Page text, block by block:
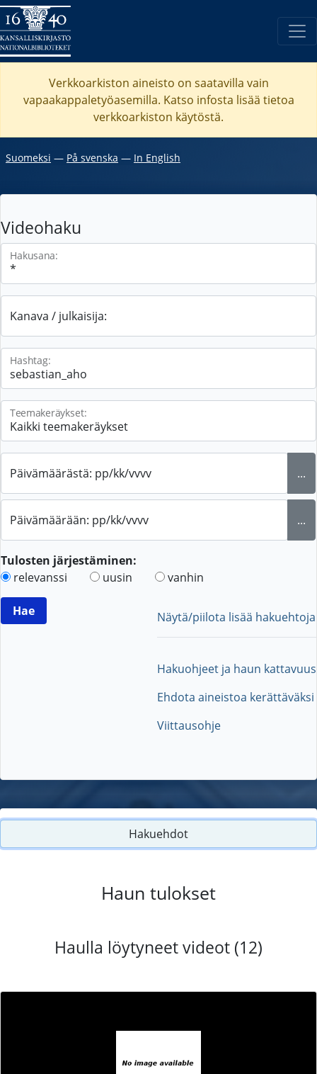
Verkkoarkiston aineisto on saatavilla vain
vapaakappaletyöasemilla. Katso infosta lisää tietoa
verkkoarkiston käytöstä.
Suomeksi ― På svenska ― In English
Videohaku
Hakusana:
Kanava / julkaisija:
Hashtag:
Teemakeräykset:
Päivämäärästä: pp/kk/vvvv ...
Päivämäärään: pp/kk/vvvv ...
Tulosten järjestäminen:
relevanssi
uusin vanhin
Näytä/piilota lisää hakuehtoja
Hakuohjeet ja haun kattavuus
Ehdota aineistoa kerättäväksi
Viittausohje
Hakuehdot
Haun tulokset
Haulla löytyneet videot (12)